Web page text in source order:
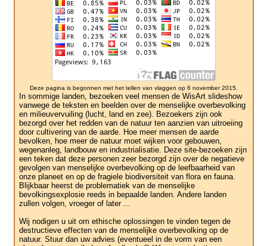
Deze pagina is begonnen met het tellen van vlaggen op 6 november 2015.
In sommige landen, bezoeken veel mensen de WisArt slideshow
vanwege de teksten en beelden over de menselijke overbevolking
en milieuvervuiling (lucht, land en zee). Bezoekers zijn ook
bezorgd over het redden van de natuur ten aanzien van uitroeiing
door cultivering van de aarde. Hoe meer mensen de aarde
bevolken, hoe meer de natuur moet wijken voor gebouwen,
wegenanleg, landbouw en industrialisatie. Deze site-bezoeken zijn
een teken dat deze personen zeer bezorgd zijn over de negatieve
gevolgen van menselijke overbevolking op de leefbaarheid van
onze planeet en op de fragiele biodiversiteit van flora en fauna.
Blijkbaar heerst de problematiek van de menselijke
bevolkingsexplosie reeds in bepaalde landen. Andere landen
zullen volgen, vroeger of later ...
Wij nodigen u uit om ethische oplossingen te vinden tegen de
destructieve effecten van de menselijke overbevolking op de
natuur. Stuur dan uw advies (eventueel in de vorm van een